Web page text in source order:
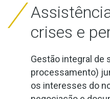
crises e
Gestão integral de
processamento)
os interesses do